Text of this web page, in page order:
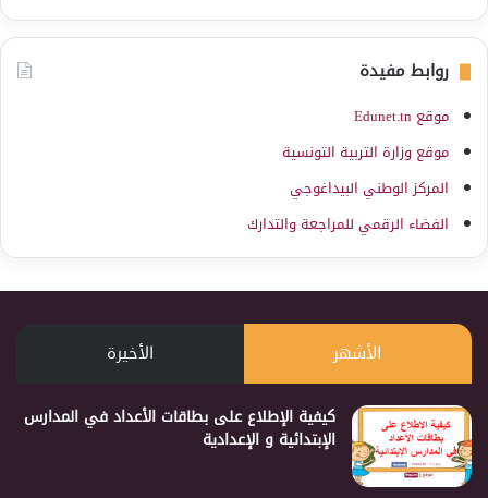
روابط مفيدة
موقع Edunet.tn
موقع وزارة التربية التونسية
المركز الوطني البيداغوجي
الفضاء الرقمي للمراجعة والتدارك
الأشهر الأخيرة
كيفية الإطلاع على بطاقات الأعداد في المدارس
الإبتدائية و الإعدادية